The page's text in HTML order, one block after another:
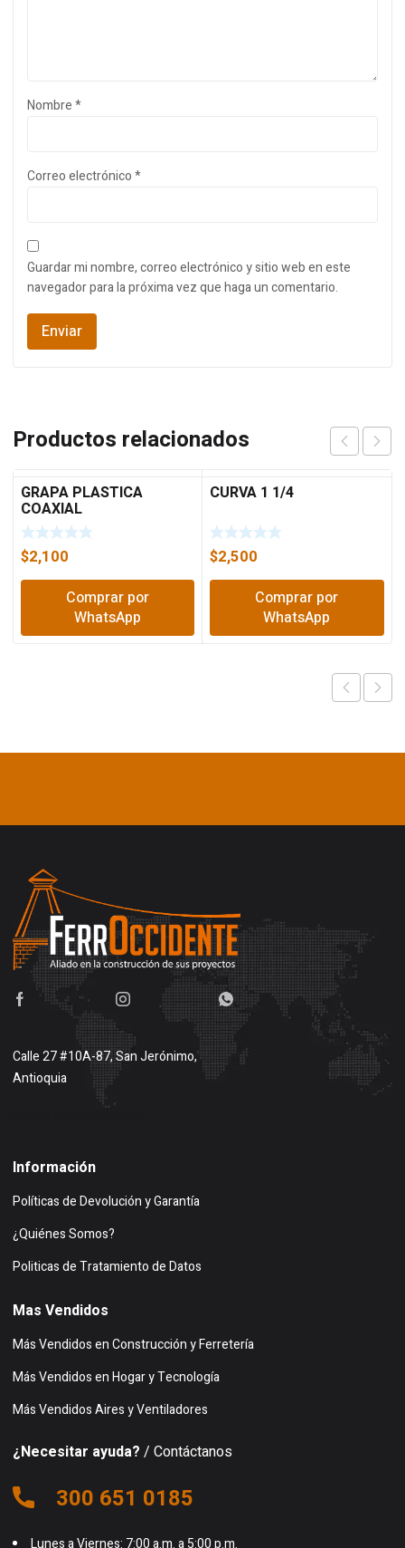
Nombre*
Correo electrónico*
Guardar mi nombre, correo electrónico y sitio web en este
navegador para la próxima vez que haga un comentario.
Productos relacionados
GRAPA PLASTICA
COAXIAL
$2,100
Comprar por
WhatsApp
CURVA 1 1/4
$2,500
Comprar por
WhatsApp
Calle 27 #10A-87, San Jerónimo,
Antioquia
Información
Políticas de Devolución y Garantía
¿Quiénes Somos?
Politicas de Tratamiento de Datos
Mas Vendidos
Más Vendidos en Construcción y Ferretería
Más Vendidos en Hogar y Tecnología
Más Vendidos Aires y Ventiladores
¿Necesitar ayuda? / Contáctanos
300 651 0185
Lunes a Viernes: 7:00 a.m. a 5:00 p.m.